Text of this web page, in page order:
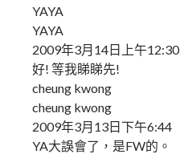
YAYA
YAYA
2009年3月14日上午12:30
好! 等我睇睇先!
cheung kwong
cheung kwong
2009年3月13日下午6:44
YA大誤會了，是FW的。